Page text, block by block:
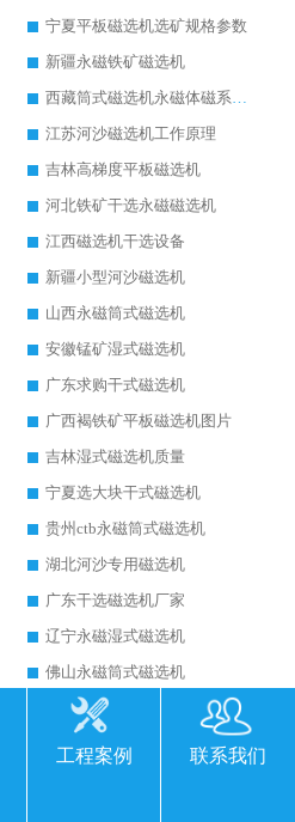
宁夏平板磁选机选矿规格参数
新疆永磁铁矿磁选机
西藏筒式磁选机永磁体磁系设计
江苏河沙磁选机工作原理
吉林高梯度平板磁选机
河北铁矿干选永磁磁选机
江西磁选机干选设备
新疆小型河沙磁选机
山西永磁筒式磁选机
安徽锰矿湿式磁选机
广东求购干式磁选机
广西褐铁矿平板磁选机图片
吉林湿式磁选机质量
宁夏选大块干式磁选机
贵州ctb永磁筒式磁选机
湖北河沙专用磁选机
广东干选磁选机厂家
辽宁永磁湿式磁选机
佛山永磁筒式磁选机
宁夏带式高强磁磁选机
内蒙古矿石干式磁选机
工程案例 联系我们